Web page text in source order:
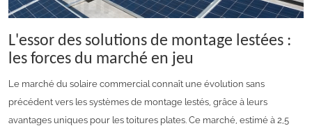
L'essor des solutions de montage lestées :
les forces du marché en jeu
Le marché du solaire commercial connaît une évolution sans
précédent vers les systèmes de montage lestés, grâce à leurs
avantages uniques pour les toitures plates. Ce marché, estimé à 2,5